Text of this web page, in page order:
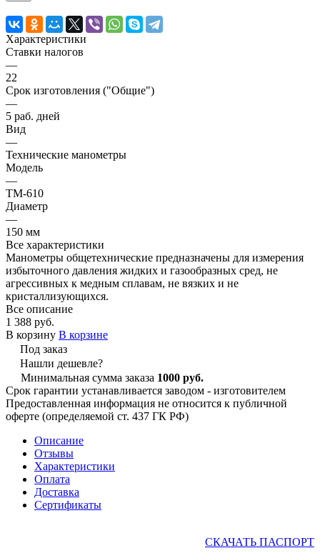
Характеристики
Ставки налогов
—
22
Срок изготовления ("Общие")
—
5 раб. дней
Вид
—
Технические манометры
Модель
—
ТМ-610
Диаметр
—
150 мм
Все характеристики
Манометры общетехнические предназначены для измерения
избыточного давления жидких и газообразных сред, не
агрессивных к медным сплавам, не вязких и не
кристаллизующихся.
Все описание
1 388 руб.
В корзину В корзине
Под заказ
Нашли дешевле?
Минимальная сумма заказа 1000 руб.
Срок гарантии устанавливается заводом - изготовителем
Предоставленная информация не относится к публичной
оферте (определяемой ст. 437 ГК РФ)
Описание
Отзывы
Характеристики
Оплата
Доставка
Сертификаты
СКАЧАТЬ ПАСПОРТ